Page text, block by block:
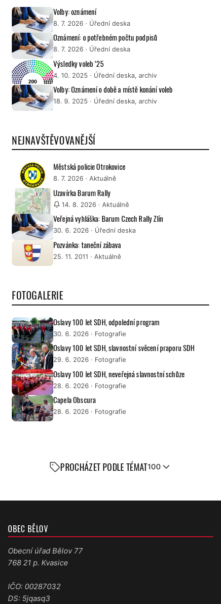
Volby: oznámení
8. 7. 2026 · Úřední deska
Oznámení: o potřebném počtu podpisů
8. 7. 2026 · Úřední deska
Výsledky voleb ’25
4. 10. 2025 · Úřední deska, archiv
Volby: Oznámení o době a místě konání voleb
18. 9. 2025 · Úřední deska, archiv
NEJNAVŠTĚVOVANĚJŠÍ
Městská policie Otrokovice
8. 7. 2026 · Aktuálně
Uzavírka Barum Rally
14. 8. 2026 · Aktuálně
Veřejná vyhláška: Barum Czech Rally Zlín
30. 6. 2026 · Úřední deska
Pozvánka: taneční zábava
25. 11. 2011 · Aktuálně
FOTOGALERIE
Oslavy 100 let SDH, odpolední program
30. 6. 2026 · Fotografie
Oslavy 100 let SDH, slavnostní svěcení praporu SDH
29. 6. 2026 · Fotografie
Oslavy 100 let SDH, neveřejná slavnostní schůze
28. 6. 2026 · Fotografie
Capela Obscura
28. 6. 2026 · Fotografie
PROCHÁZET PODLE TÉMAT100
OBEC BĚLOV
Obecní úřad Bělov 77
768 21 p. Kvasice
IČO: 00287032
DS: 5jqasq3